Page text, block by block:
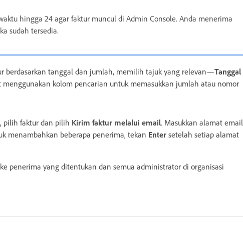
hingga 24 agar faktur muncul di Admin Console. Anda menerima
sudah tersedia.
berdasarkan tanggal dan jumlah, memilih tajuk yang relevan—Tanggal
menggunakan kolom pencarian untuk memasukkan jumlah atau nomor
pilih faktur dan pilih Kirim faktur melalui email. Masukkan alamat email
menambahkan beberapa penerima, tekan Enter setelah setiap alamat
penerima yang ditentukan dan semua administrator di organisasi